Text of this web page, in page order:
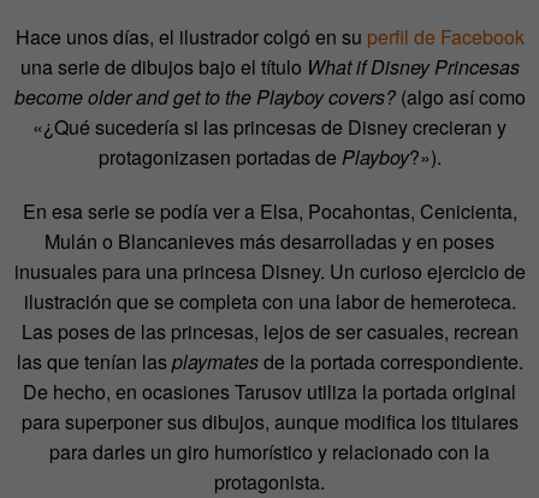
Hace unos días, el ilustrador colgó en su perfil de Facebook
una serie de dibujos bajo el título What if Disney Princesas
become older and get to the Playboy covers?(algo así como
«¿Qué sucedería si las princesas de Disney crecieran y
protagonizasen portadas de Playboy?»).
En esa serie se podía ver a Elsa, Pocahontas, Cenicienta,
Mulán o Blancanieves más desarrolladas y en poses
inusuales para una princesa Disney. Un curioso ejercicio de
ilustración que se completa con una labor de hemeroteca.
Las poses de las princesas, lejos de ser casuales, recrean
las que tenían lasplaymatesde la portada correspondiente.
De hecho, en ocasiones Tarusov utiliza la portada original
para superponer sus dibujos, aunque modifica los titulares
para darles un giro humorístico y relacionado con la
protagonista.